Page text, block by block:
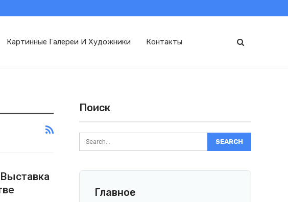
Картинные Галереи И Художники Контакты
Поиск
Главное